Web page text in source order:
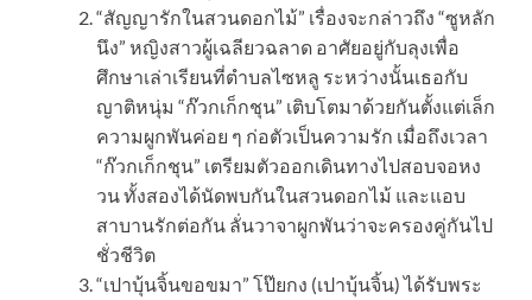
“สัญญารักในสวนดอกไม้” เรื่องจะกล่าวถึง “ซูหลัก
นึง” หญิงสาวผู้เฉลียวฉลาด อาศัยอยู่กับลุงเพื่อ
ศึกษาเล่าเรียนที่ตำบลไซหลู ระหว่างนั้นเธอกับ
ญาติหนุ่ม “ก๊วกเก็กชุน” เติบโตมาด้วยกันตั้งแต่เล็ก
ความผูกพันค่อย ๆ ก่อตัวเป็นความรัก เมื่อถึงเวลา
“ก๊วกเก็กชุน” เตรียมตัวออกเดินทางไปสอบจอหง
วน ทั้งสองได้นัดพบกันในสวนดอกไม้ และแอบ
สาบานรักต่อกัน ลั่นวาจาผูกพันว่าจะครองคู่กันไป
ชั่วชีวิต
“เปาบุ้นจิ้นขอขมา” โป๊ยกง (เปาบุ้นจิ้น) ได้รับพระ